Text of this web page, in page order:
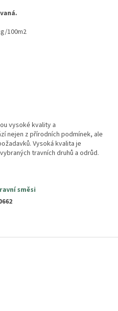
100m2
vysoké kvality a
nejen z přírodních podmínek, ale
Vysoká kvalita je
travních druhů a odrůd.
směsi